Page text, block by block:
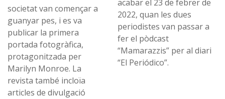
societat van començar a
guanyar pes, i es va
publicar la primera
portada fotogràfica,
protagonitzada per
Marilyn Monroe. La
revista també incloïa
articles de divulgació
acabar el 23 de febrer de
2022, quan les dues
periodistes van passar a
fer el pòdcast
“Mamarazzis” per al diari
“El Periódico”.